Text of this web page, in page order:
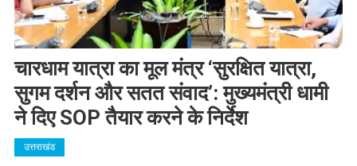
चारधाम यात्रा का मूल मंत्र ‘सुरक्षित यात्रा,
सुगम दर्शन और सतत संवाद’: मुख्यमंत्री धामी
ने दिए SOP तैयार करने के निर्देश
उत्तराखंड